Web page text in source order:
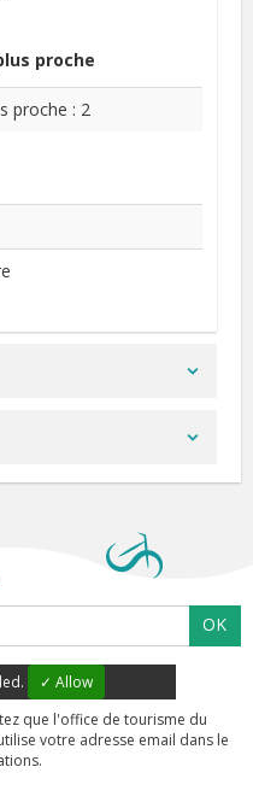
proche
proche : 2
OK
✓ Allow
que l'office de tourisme du
votre adresse email dans le